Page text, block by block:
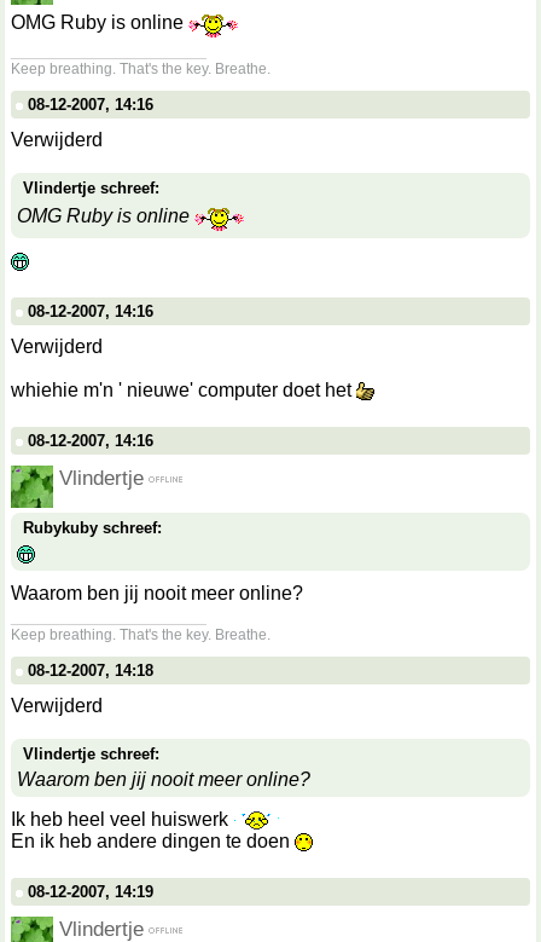
OMG Ruby is online
Keep breathing. That's the key. Breathe.
08-12-2007, 14:16
Verwijderd
Vlindertje schreef:
OMG Ruby is online
08-12-2007, 14:16
Verwijderd
whiehie m'n ' nieuwe' computer doet het
08-12-2007, 14:16
Vlindertje
Rubykuby schreef:
Waarom ben jij nooit meer online?
Keep breathing. That's the key. Breathe.
08-12-2007, 14:18
Verwijderd
Vlindertje schreef:
Waarom ben jij nooit meer online?
Ik heb heel veel huiswerk
En ik heb andere dingen te doen
08-12-2007, 14:19
Vlindertje